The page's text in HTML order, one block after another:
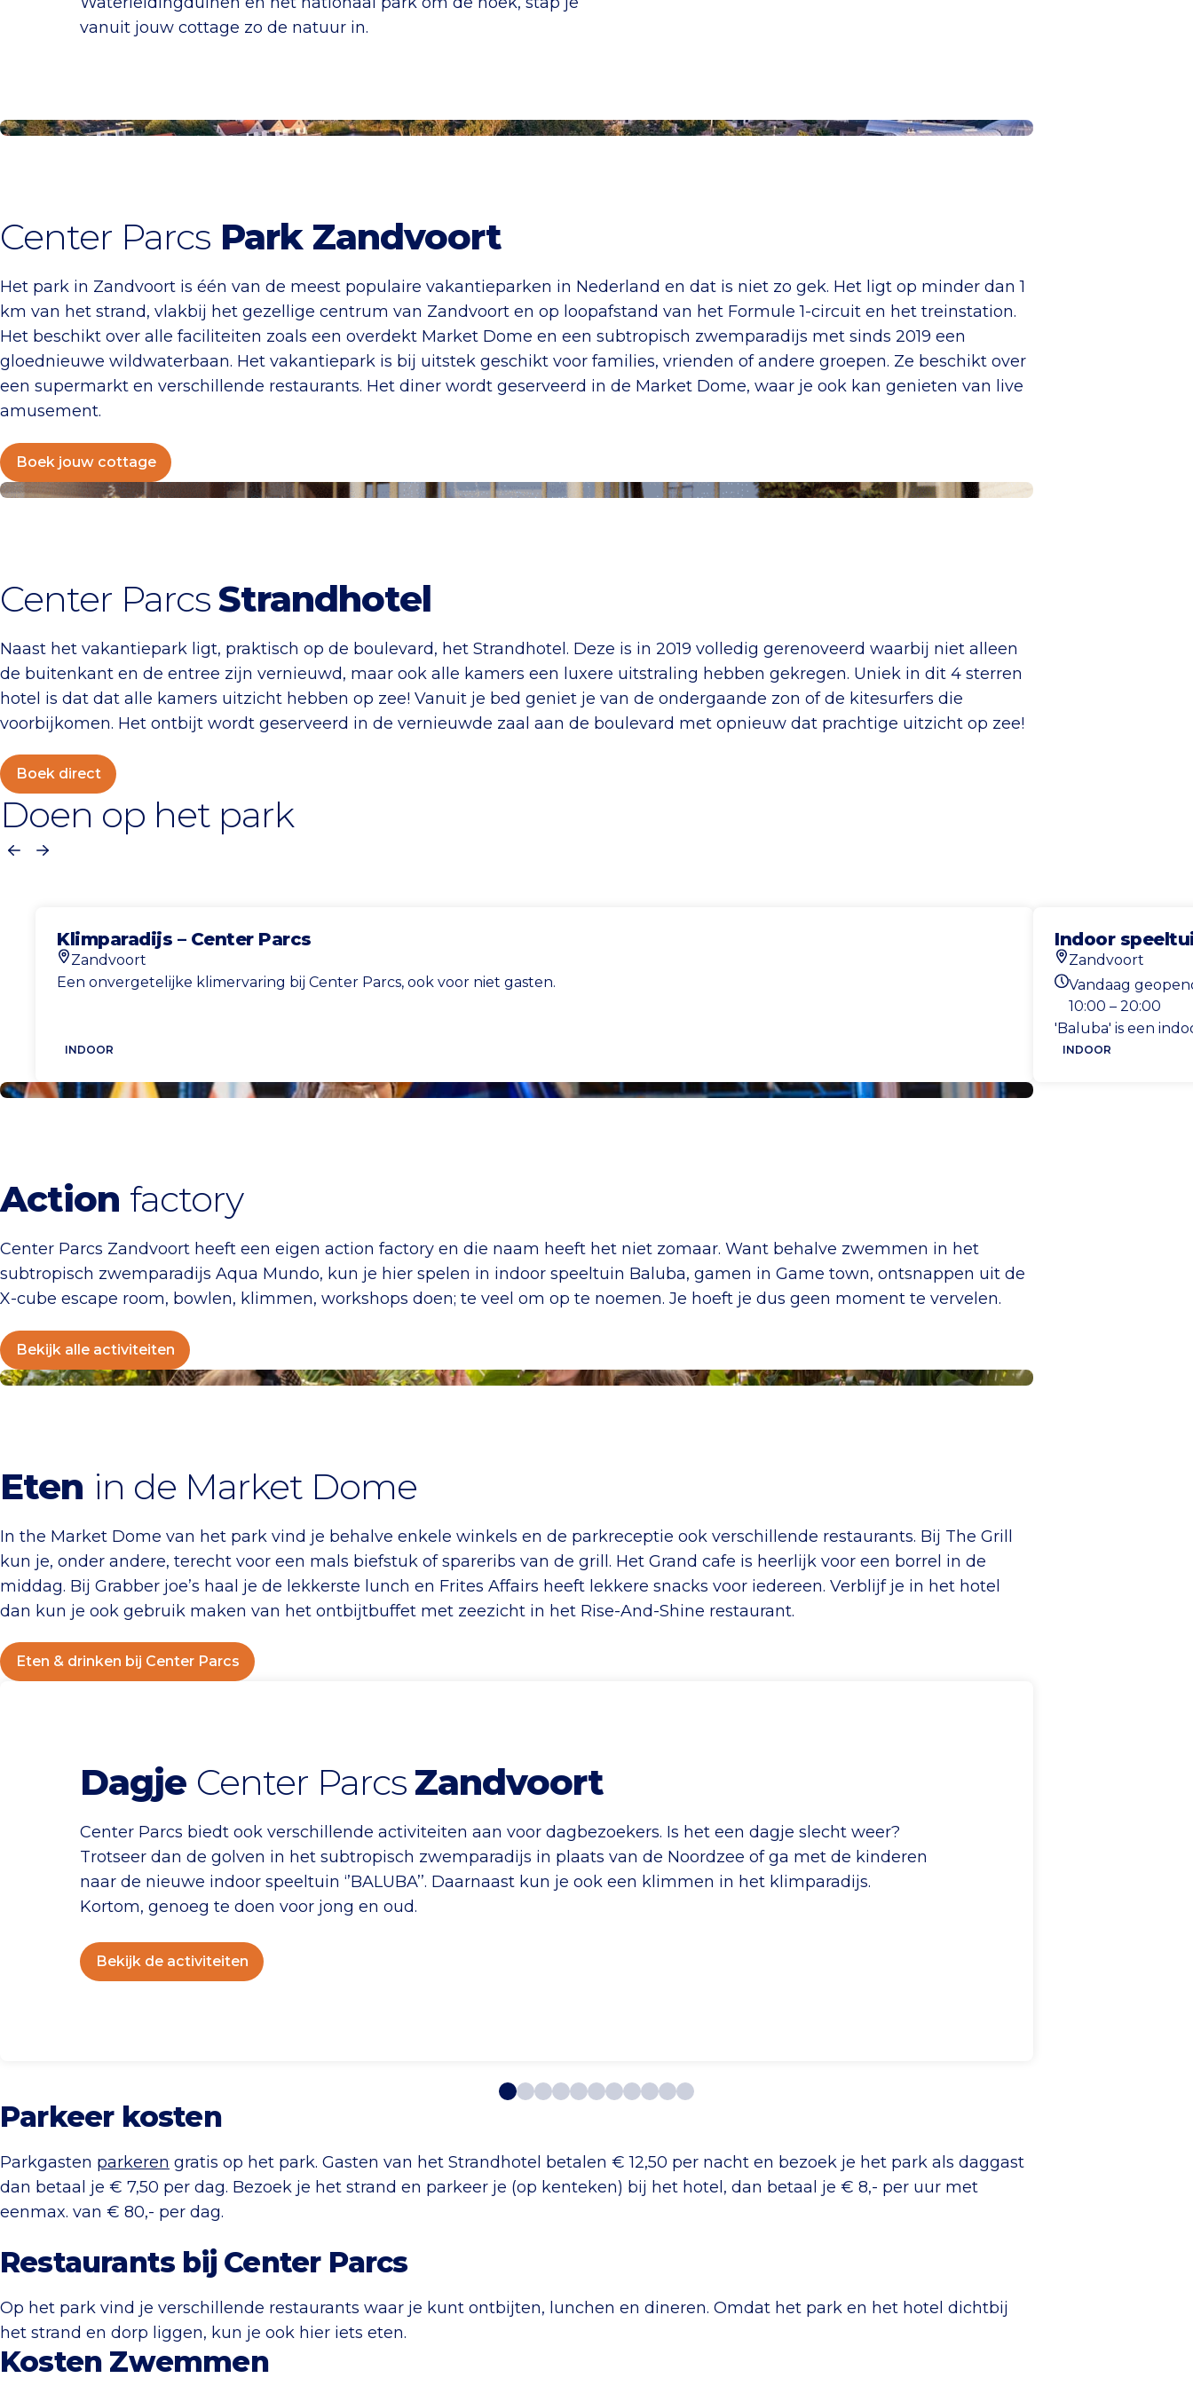
vanuit jouw cottage zo de natuur in.
Boek jouw cottage
Center Parcs Park Zandvoort
Het park in Zandvoort is één van de meest populaire vakantieparken in Nederland en dat is niet zo gek. Het ligt op minder dan 1
km van het strand, vlakbij het gezellige centrum van Zandvoort en op loopafstand van het Formule 1-circuit en het treinstation.
Het beschikt over alle faciliteiten zoals een overdekt Market Dome en een subtropisch zwemparadijs met sinds 2019 een
gloednieuwe wildwaterbaan. Het vakantiepark is bij uitstek geschikt voor families, vrienden of andere groepen. Ze beschikt over
een supermarkt en verschillende restaurants. Het diner wordt geserveerd in de Market Dome, waar je ook kan genieten van live
amusement.
Boek jouw cottage
Boek direct
Center ParcsStrandhotel
Naast het vakantiepark ligt, praktisch op de boulevard, het Strandhotel. Deze is in 2019 volledig gerenoveerd waarbij niet alleen
de buitenkant en de entree zijn vernieuwd, maar ook alle kamers een luxere uitstraling hebben gekregen. Uniek in dit 4 sterren
hotel is dat dat alle kamers uitzicht hebben op zee! Vanuit je bed geniet je van de ondergaande zon of de kitesurfers die
voorbijkomen. Het ontbijt wordt geserveerd in de vernieuwde zaal aan de boulevard met opnieuw dat prachtige uitzicht op zee!
Boek direct
Doen op het park
VorigeVolgende
Klimparadijs – Center Parcs
Locatie
Zandvoort
Een onvergetelijke klimervaring bij Center Parcs, ook voor niet gasten.
INDOOR
Indoor
Locatie
Zandvoort
Openingstijden
Vandaag
10:00 – 20:00
'Baluba' is een
INDOOR
Bekijk alle activiteiten
Action factory
Center Parcs Zandvoort heeft een eigen action factory en die naam heeft het niet zomaar. Want behalve zwemmen in het
subtropisch zwemparadijs Aqua Mundo, kun je hier spelen in indoor speeltuin Baluba, gamen in Game town, ontsnappen uit de
X-cube escape room, bowlen, klimmen, workshops doen; te veel om op te noemen. Je hoeft je dus geen moment te vervelen.
Bekijk alle activiteiten
Eten & drinken bij Center Parcs
Eten in de Market Dome
In the Market Dome van het park vind je behalve enkele winkels en de parkreceptie ook verschillende restaurants. Bij The Grill
kun je, onder andere, terecht voor een mals biefstuk of spareribs van de grill. Het Grand cafe is heerlijk voor een borrel in de
middag. Bij Grabber joe’s haal je de lekkerste lunch en Frites Affairs heeft lekkere snacks voor iedereen. Verblijf je in het hotel
dan kun je ook gebruik maken van het ontbijtbuffet met zeezicht in het Rise-And-Shine restaurant.
Eten & drinken bij Center Parcs
Dagje Center Parcs Zandvoort
Center Parcs biedt ook verschillende activiteiten aan voor dagbezoekers. Is het een dagje slecht weer?
Trotseer dan de golven in het subtropisch zwemparadijs in plaats van de Noordzee of ga met de kinderen
naar de nieuwe indoor speeltuin ‘’BALUBA’’. Daarnaast kun je ook een klimmen in het klimparadijs.
Kortom, genoeg te doen voor jong en oud.
Bekijk de activiteiten
Parkeer kosten
Parkgasten parkeren gratis op het park. Gasten van het Strandhotel betalen € 12,50 per nacht en bezoek je het park als daggast
dan betaal je € 7,50 per dag. Bezoek je het strand en parkeer je (op kenteken) bij het hotel, dan betaal je € 8,- per uur met
eenmax. van € 80,- per dag.
Restaurants bij Center Parcs
Op het park vind je verschillende restaurants waar je kunt ontbijten, lunchen en dineren. Omdat het park en het hotel dichtbij
het strand en dorp liggen, kun je ook hier iets eten.
Kosten Zwemmen